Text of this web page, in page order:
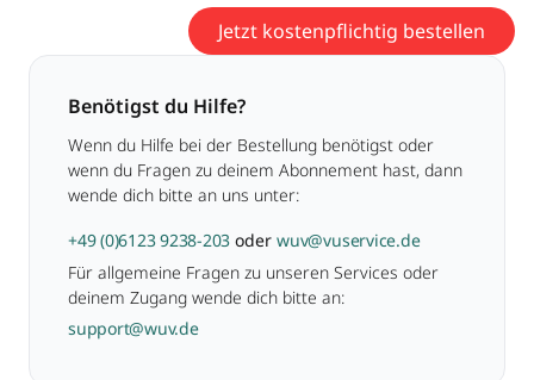
Jetzt kostenpflichtig bestellen
Benötigst du Hilfe?
Wenn du Hilfe bei der Bestellung benötigst oder
wenn du Fragen zu deinem Abonnement hast, dann
wende dich bitte an uns unter:
+49 (0)6123 9238-203 oderwuv@vuservice.de
Für allgemeine Fragen zu unseren Services oder
deinem Zugang wende dich bitte an:
support@wuv.de